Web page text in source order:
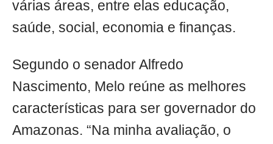
várias áreas, entre elas educação,
saúde, social, economia e finanças.
Segundo o senador Alfredo
Nascimento, Melo reúne as melhores
características para ser governador do
Amazonas. “Na minha avaliação, o